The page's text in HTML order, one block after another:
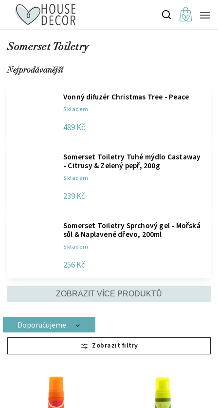
Somerset Toiletry
Nejprodávanější
Vonný difuzér Christmas Tree - Peace
Skladem
489 Kč
Somerset Toiletry Tuhé mýdlo Castaway
- Citrusy & Zelený pepř, 200g
Skladem
239 Kč
Somerset Toiletry Sprchový gel - Mořská
sůl & Naplavené dřevo, 200ml
Skladem
256 Kč
ZOBRAZIT VÍCE PRODUKTŮ
Doporučujeme
Nejlevnější
Nejdražší
Nejprodávanější
Abecedně